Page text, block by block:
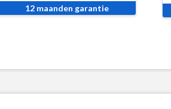
12 maanden garantie